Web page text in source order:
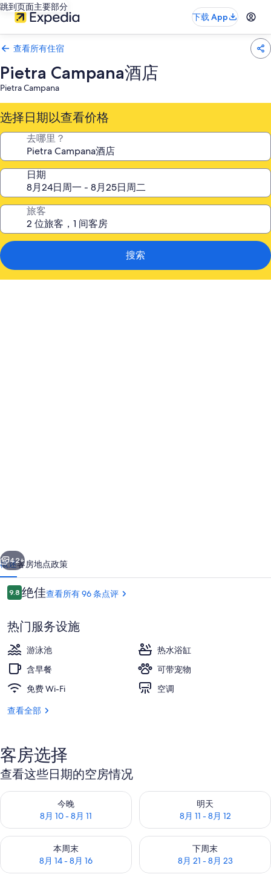
跳到页面主要部分
下载 App
查看所有住宿
Pietra Campana酒店
Pietra Campana
选择日期以查看价格
去哪里？
日期
旅客
搜索
库
外观
个 下一个
42+
概述客房地点政策
点
评
9.89.8/10
绝佳查看所有 96 条点评
热门服务设施
游泳池
热水浴缸
含早餐
可带宠物
免费 Wi-Fi
空调
查看全部
客房选择
查看这些日期的空房情况
今晚
8月 10 - 8月 11
查看今晚的空房情况：8月 10 - 8月 11
明天
8月 11 - 8月 12
查看明天的空房情况：8月 11 -
本周末
8月 14 - 8月 16
查看本周末的空房情况：8月 14 - 8月 16
下周末
8月 21 - 8月 23
查看下周末的空房情况：8月